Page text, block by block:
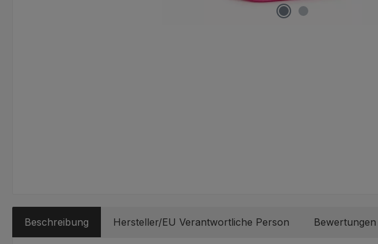
Beschreibung Hersteller/EU Verantwortliche Person Bewertungen